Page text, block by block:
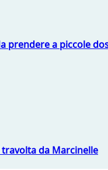
prendere a piccole
da Marcinelle